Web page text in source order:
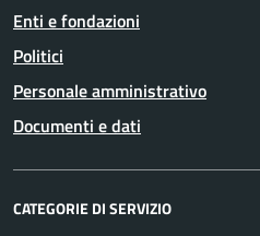
Enti e fondazioni
Politici
Personale amministrativo
Documenti e dati
CATEGORIE DI SERVIZIO